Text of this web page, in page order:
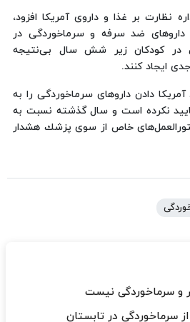
نظارت بر غذا و داروی آمریكا افزود،
داروهای ضد سرفه و سرماخوردگی در
در كودكان زیر شش سال بی‌نتیجه
ایجاد كنند.
آمریكا دادن داروهای سرماخوردگی را به
نكرده است و سال گذشته نسبت به
خاص از سوی پزشك هشدار
و سرماخوردگی نیست
سرماخوردگی در تابستان